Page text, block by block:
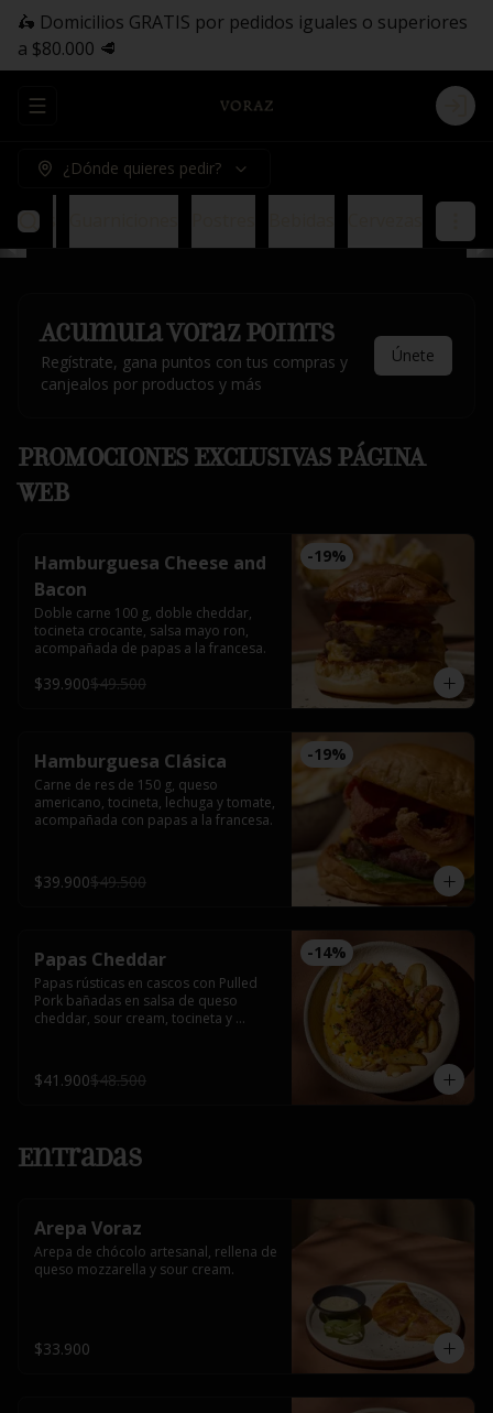
🛵 Domicilios GRATIS por pedidos iguales o superiores
a $80.000 🥩
Abrir menu de navegación Login
¿Dónde quieres pedir?
AcumulaVoraz Points
Regístrate, gana puntos con tus compras y
canjealos por productos y más
Únete
PROMOCIONES EXCLUSIVAS PÁGINA
WEB
-19%
Hamburguesa Cheese and
Bacon
Doble carne 100 g, doble cheddar,
tocineta crocante, salsa mayo ron,
acompañada de papas a la francesa.
$39.900$49.500
-19%
Hamburguesa Clásica
Carne de res de 150 g, queso
americano, tocineta, lechuga y tomate,
acompañada con papas a la francesa.
$39.900$49.500
-14%
Papas Cheddar
Papas rústicas en cascos con Pulled
Pork bañadas en salsa de queso
cheddar, sour cream, tocineta y
$41.900$48.500
Entradas
Arepa Voraz
Arepa de chócolo artesanal, rellena de
queso mozzarella y sour cream.
$33.900